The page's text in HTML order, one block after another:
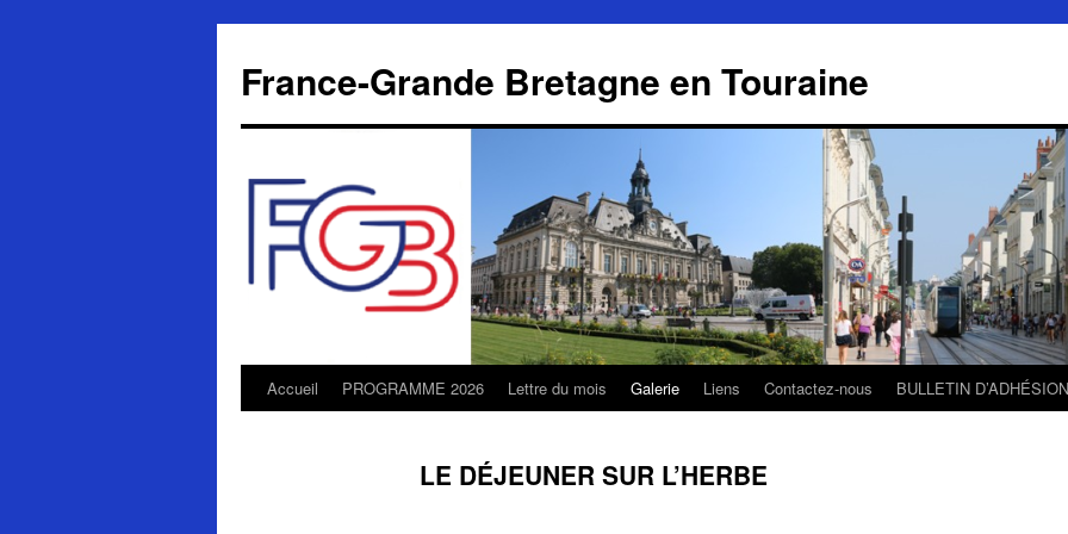
contenu
France-Grande Bretagne en Touraine
Accueil PROGRAMME 2026 Lettre du mois Galerie Liens Contactez-nous BULLETIN D’ADHÉSION
LE DÉJEUNER SUR L’HERBE